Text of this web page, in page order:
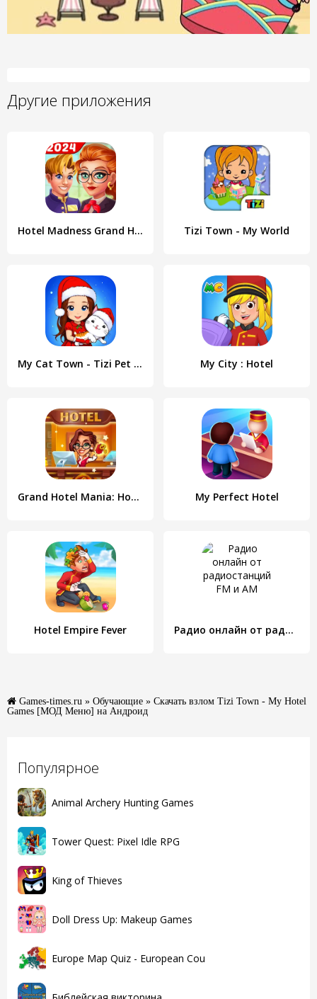
Популярное
Animal Archery Hunting Games
Tower Quest: Pixel Idle RPG
King of Thieves
Doll Dress Up: Makeup Games
Europe Map Quiz - European Cou
Другие приложения
Hotel Madness Grand Hotel Tizi Town - My World
My Cat Town - Tizi Pet Games My City : Hotel
Grand Hotel Mania: Hotel games My Perfect Hotel
Hotel Empire Fever Радио онлайн от радиостанций FM и AM
Games-times.ru » Обучающие » Скачать взлом Tizi Town - My Hotel
Games [МОД Меню] на Андроид